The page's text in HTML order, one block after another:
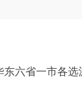
六省一市各